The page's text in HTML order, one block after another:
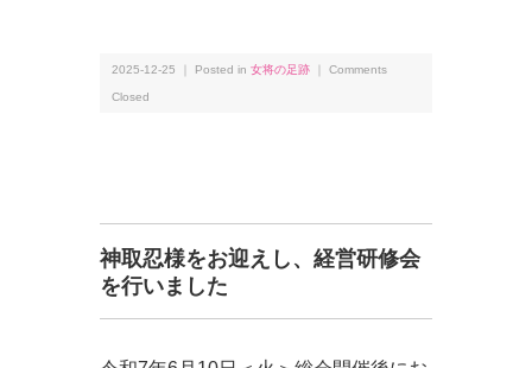
2025-12-25 ｜ Posted in 女将の足跡 Comments
Closed
神取忍様をお迎えし、経営研修会
を行いました